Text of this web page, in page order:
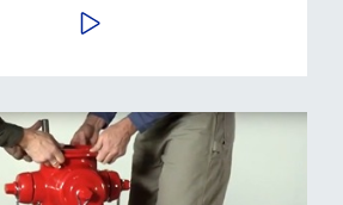
BEKIJK VIDEO